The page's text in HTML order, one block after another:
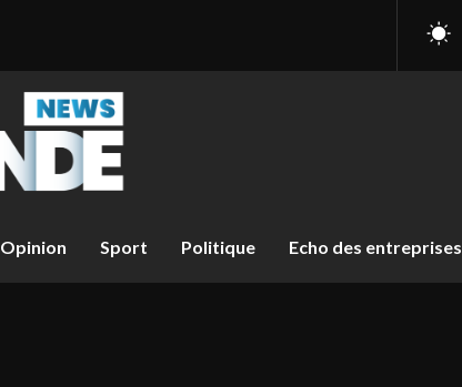
Opinion Sport Politique Echo des entreprises